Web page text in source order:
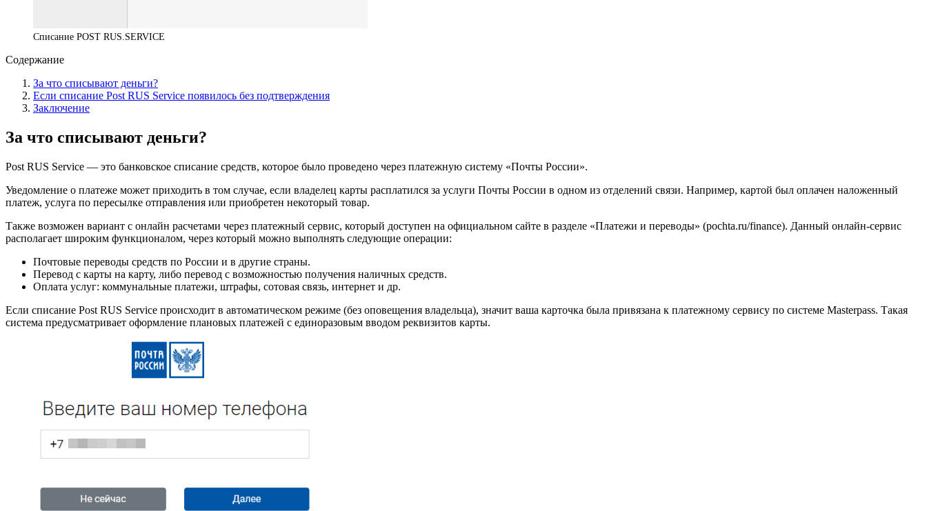
Списание POST RUS.SERVICE
Содержание
За что списывают деньги?
Если списание Post RUS Service появилось без подтверждения
Заключение
За что списывают деньги?
Post RUS Service — это банковское списание средств, которое было проведено через платежную систему «Почты России».
Уведомление о платеже может приходить в том случае, если владелец карты расплатился за услуги Почты России в одном из отделений связи. Например, картой был оплачен наложенный
платеж, услуга по пересылке отправления или приобретен некоторый товар.
Также возможен вариант с онлайн расчетами через платежный сервис, который доступен на официальном сайте в разделе «Платежи и переводы» (pochta.ru/finance). Данный онлайн-сервис
располагает широким функционалом, через который можно выполнять следующие операции:
Почтовые переводы средств по России и в другие страны.
Перевод с карты на карту, либо перевод с возможностью получения наличных средств.
Оплата услуг: коммунальные платежи, штрафы, сотовая связь, интернет и др.
Если списание Post RUS Service происходит в автоматическом режиме (без оповещения владельца), значит ваша карточка была привязана к платежному сервису по системе Masterpass. Такая
система предусматривает оформление плановых платежей с единоразовым вводом реквизитов карты.